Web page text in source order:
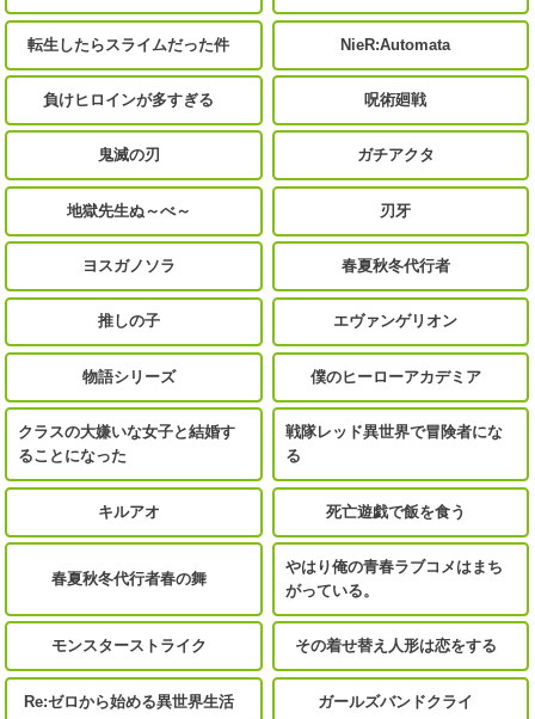
転生したらスライムだった件 NieR:Automata
負けヒロインが多すぎる 呪術廻戦
鬼滅の刃 ガチアクタ
地獄先生ぬ～べ～ 刃牙
ヨスガノソラ 春夏秋冬代行者
推しの子 エヴァンゲリオン
物語シリーズ 僕のヒーローアカデミア
クラスの大嫌いな女子と結婚す
ることになった
戦隊レッド異世界で冒険者にな
る
キルアオ 死亡遊戯で飯を食う
春夏秋冬代行者春の舞
やはり俺の青春ラブコメはまち
がっている。
モンスターストライク その着せ替え人形は恋をする
Re:ゼロから始める異世界生活 ガールズバンドクライ